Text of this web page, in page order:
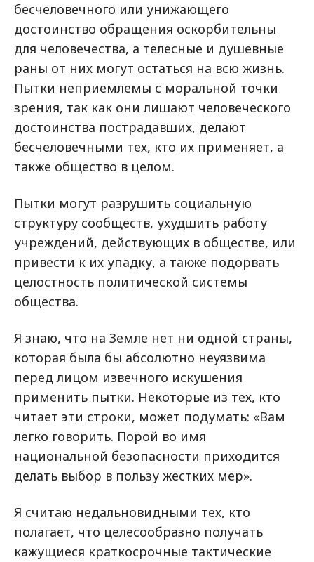
бесчеловечного или унижающего
достоинство обращения оскорбительны
для человечества, а телесные и душевные
раны от них могут остаться на всю жизнь.
Пытки неприемлемы с моральной точки
зрения, так как они лишают человеческого
достоинства пострадавших, делают
бесчеловечными тех, кто их применяет, а
также общество в целом.
Пытки могут разрушить социальную
структуру сообществ, ухудшить работу
учреждений, действующих в обществе, или
привести к их упадку, а также подорвать
целостность политической системы
общества.
Я знаю, что на Земле нет ни одной страны,
которая была бы абсолютно неуязвима
перед лицом извечного искушения
применить пытки. Некоторые из тех, кто
читает эти строки, может подумать: «Вам
легко говорить. Порой во имя
национальной безопасности приходится
делать выбор в пользу жестких мер».
Я считаю недальновидными тех, кто
полагает, что целесообразно получать
кажущиеся краткосрочные тактические